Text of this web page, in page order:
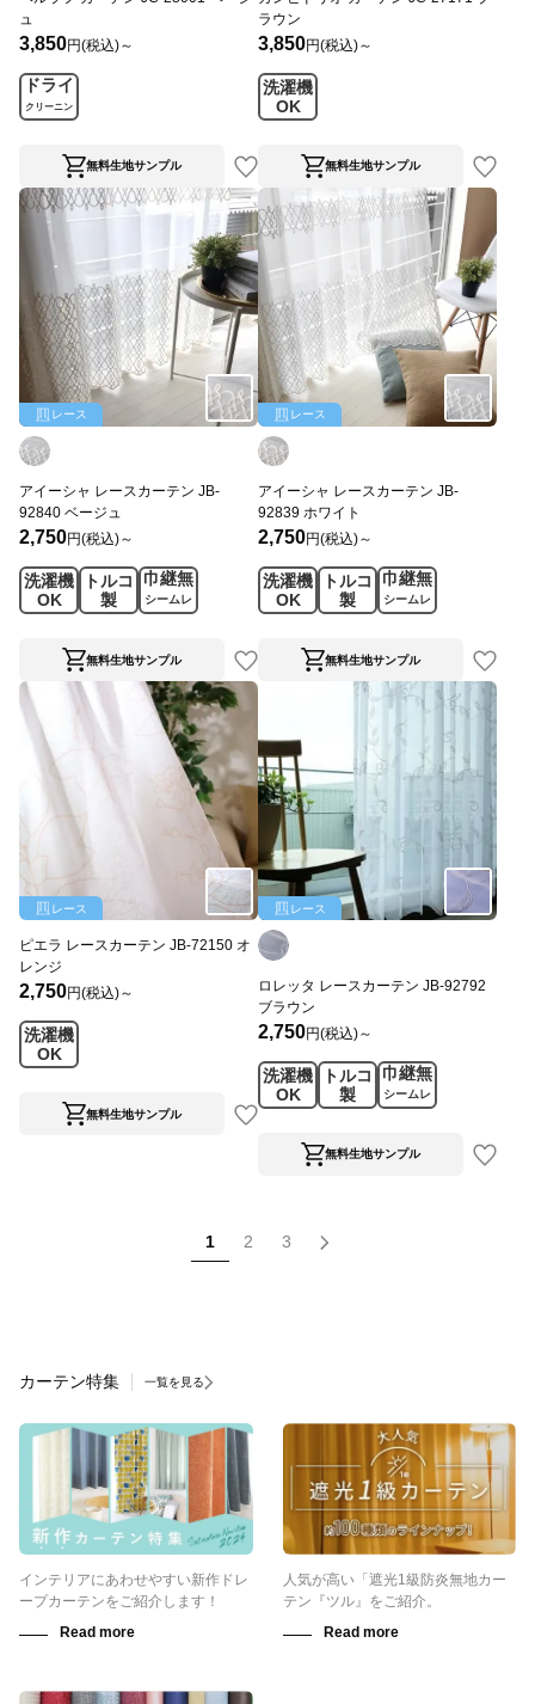
ュ
3,850円(税込)～
ドライ
クリーニン
無料生地サンプル
ラウン
3,850円(税込)～
洗濯機
OK
無料生地サンプル
レース
アイーシャ レースカーテン JB-
92840 ベージュ
2,750円(税込)～
洗濯機
OK
トルコ
製
巾継無
シームレ
無料生地サンプル
レース
アイーシャ レースカーテン JB-
92839 ホワイト
2,750円(税込)～
洗濯機
OK
トルコ
製
巾継無
シームレ
無料生地サンプル
レース
ピエラ レースカーテン JB-72150 オ
レンジ
2,750円(税込)～
洗濯機
OK
無料生地サンプル
レース
ロレッタ レースカーテン JB-92792
ブラウン
2,750円(税込)～
洗濯機
OK
トルコ
製
巾継無
シームレ
ス
無料生地サンプル
1 2 3
カーテン特集 一覧を見る
インテリアにあわせやすい新作ドレ
ープカーテンをご紹介します！
人気が高い「遮光1級防炎無地カー
テン『ツル』をご紹介。